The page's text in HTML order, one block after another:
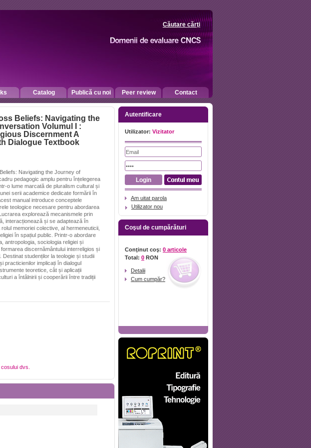
Căutare cărţi
Catalog Publică cu noi Peer review Contact
Beliefs: Navigating the
Volumul I :
Discernment A
Dialogue Textbook
Navigating the Journey of
pedagogic amplu pentru înțelegerea
o lume marcată de pluralism cultural și
serii academice dedicate formării în
manual introduce conceptele
teologice necesare pentru abordarea
explorează mecanismele prin
interacționează și se adaptează în
memoriei colective, al hermeneuticii,
în spațiul public. Printr-o abordare
antropologia, sociologia religiei și
discernământului interreligios și
Destinat studenților la teologie și studii
practicienilor implicați în dialogul
teoretice, cât și aplicații
a întâlnirii și cooperării între tradiții
dvs.
Autentificare
Utilizator: Vizitator
Am uitat parola
Utilizator nou
Coşul de cumpărături
Conţinut coş: 0 articole
Total: 0 RON
Detalii
Cum cumpăr?